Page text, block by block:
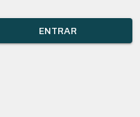
ENTRAR